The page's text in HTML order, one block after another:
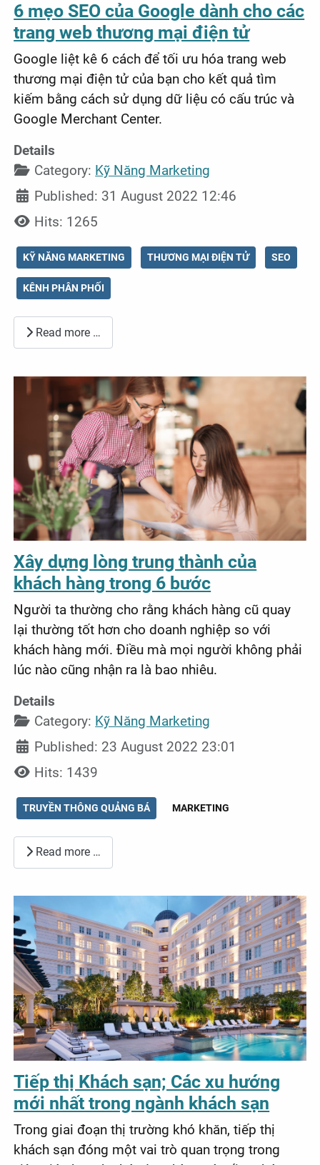
6 mẹo SEO của Google dành cho các
trang web thương mại điện tử
Google liệt kê 6 cách để tối ưu hóa trang web
thương mại điện tử của bạn cho kết quả tìm
kiếm bằng cách sử dụng dữ liệu có cấu trúc và
Google Merchant Center.
Details
Category: Kỹ Năng Marketing
Published: 31 August 2022 12:46
Hits: 1265
KỸ NĂNG MARKETING THƯƠNG MẠI ĐIỆN TỬ SEO
KÊNH PHÂN PHỐI
Read more …
Xây dựng lòng trung thành của
khách hàng trong 6 bước
Người ta thường cho rằng khách hàng cũ quay
lại thường tốt hơn cho doanh nghiệp so với
khách hàng mới. Điều mà mọi người không phải
lúc nào cũng nhận ra là bao nhiêu.
Details
Category: Kỹ Năng Marketing
Published: 23 August 2022 23:01
Hits: 1439
TRUYỀN THÔNG QUẢNG BÁ MARKETING
Read more …
Tiếp thị Khách sạn; Các xu hướng
mới nhất trong ngành khách sạn
Trong giai đoạn thị trường khó khăn, tiếp thị
khách sạn đóng một vai trò quan trọng trong